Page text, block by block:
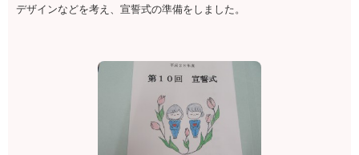
デザインなどを考え、宣誓式の準備をしました。